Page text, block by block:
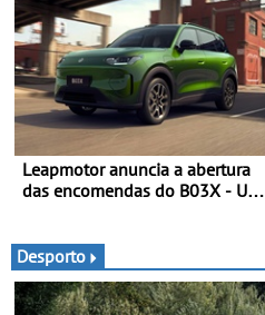
Leapmotor anuncia a abertura
das encomendas do B03X - Uma
Desporto